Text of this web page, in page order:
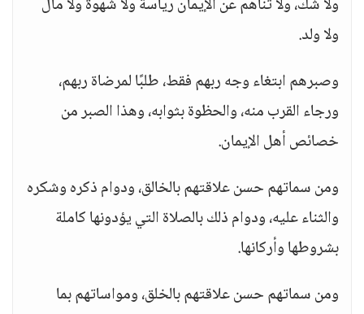
ولا شك، ولا ثناهم عن الإيمان رياسة ولا شهوة ولا مال
ولا ولد.
وصبرهم ابتغاء وجه ربهم فقط، طلبًا لمرضاة ربهم،
ورجاء القرب منه، والحظوة بثوابه، وهذا الصبر من
خصائص أهل الإيمان.
ومن سماتهم حسن علاقتهم بالخالق، ودوام ذكره وشكره
والثناء عليه، ودوام ذلك بالصلاة التي يؤدونها كاملة
بشروطها وأركانها.
ومن سماتهم حسن علاقتهم بالخلق، ومواساتهم بما